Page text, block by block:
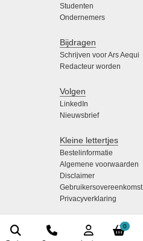
0
Studenten
Ondernemers
Bijdragen
Schrijven voor Ars Aequi
Redacteur worden
Volgen
LinkedIn
Nieuwsbrief
Kleine lettertjes
Bestelinformatie
Algemene voorwaarden
Disclaimer
Gebruikersovereenkomst
Privacyverklaring